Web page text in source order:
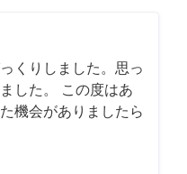
くりしました。思っ
した。 この度はあ
機会がありましたら